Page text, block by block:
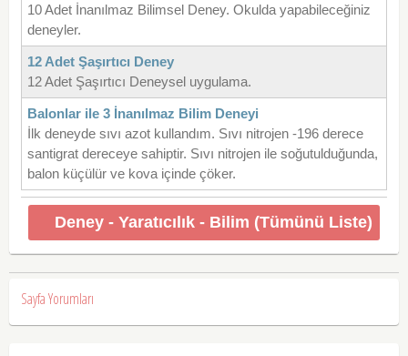
10 Adet İnanılmaz Bilimsel Deney. Okulda yapabileceğiniz
deneyler.
12 Adet Şaşırtıcı Deney
12 Adet Şaşırtıcı Deneysel uygulama.
Balonlar ile 3 İnanılmaz Bilim Deneyi
İlk deneyde sıvı azot kullandım. Sıvı nitrojen -196 derece
santigrat dereceye sahiptir. Sıvı nitrojen ile soğutulduğunda,
balon küçülür ve kova içinde çöker.
Deney - Yaratıcılık - Bilim (Tümünü Liste)
Sayfa Yorumları